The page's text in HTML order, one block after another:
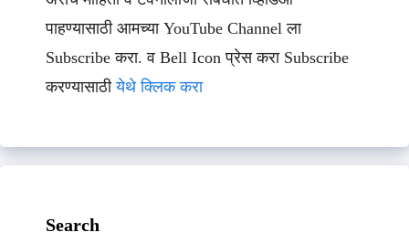
पाहण्यासाठी आमच्या YouTube Channel ला
Subscribe करा. व Bell Icon प्रेस करा Subscribe
करण्यासाठीयेथे क्लिक करा
Search